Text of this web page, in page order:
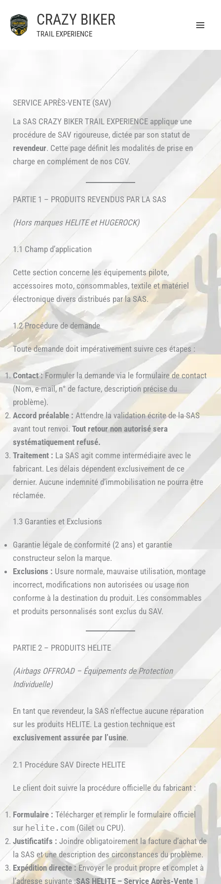
contenu
CRAZY BIKER
TRAIL EXPERIENCE
SERVICE APRÈS-VENTE (SAV)
La SAS CRAZY BIKER TRAIL EXPERIENCE applique une
procédure de SAV rigoureuse, dictée par son statut de
revendeur. Cette page définit les modalités de prise en
charge en complément de nos CGV.
PARTIE 1 – PRODUITS REVENDUS PAR LA SAS
(Hors marques HELITE et HUGEROCK)
1.1 Champ d’application
Cette section concerne les équipements pilote,
accessoires moto, consommables, textile et matériel
électronique divers distribués par la SAS.
1.2 Procédure de demande
Toute demande doit impérativement suivre ces étapes :
Contact :Formuler la demande via le formulaire de contact
(Nom, e-mail, n° de facture, description précise du
problème).
Accord préalable : Attendre la validation écrite de la SAS
avant tout renvoi.Tout retour non autorisé sera
systématiquement refusé.
Traitement : La SAS agit comme intermédiaire avec le
fabricant. Les délais dépendent exclusivement de ce
dernier. Aucune indemnité d’immobilisation ne pourra être
réclamée.
1.3 Garanties et Exclusions
Garantie légale de conformité (2 ans) et garantie
constructeur selon la marque.
Exclusions : Usure normale, mauvaise utilisation, montage
incorrect, modifications non autorisées ou usage non
conforme à la destination du produit. Les consommables
et produits personnalisés sont exclus du SAV.
PARTIE 2 – PRODUITS HELITE
(Airbags OFFROAD – Équipements de Protection
Individuelle)
En tant que revendeur, la SAS n’effectue aucune réparation
sur les produits HELITE. La gestion technique est
exclusivement assurée par l’usine.
2.1 Procédure SAV Directe HELITE
Le client doit suivre la procédure officielle du fabricant :
Formulaire : Télécharger et remplir le formulaire officiel
sur helite.com (Gilet ou CPU).
Justificatifs : Joindre obligatoirement la facture d’achat de
la SAS et une description des circonstances du problème.
Expédition directe : Envoyer le produit propre et complet à
l’adresse suivante :SAS HELITE – Service Après-Vente 1